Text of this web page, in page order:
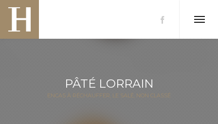
PÂTÉ LORRAIN
ENCAS À RÉCHAUFFER LE SALÉ NON CLASSÉ